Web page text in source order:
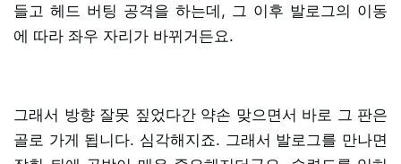
들고 헤드 버팅 공격을 하는데, 그 이후 발로그의 이동
에 따라 좌우 자리가 바뀌거든요.
그래서 방향 잘못 짚었다간 약손 맞으면서 바로 그 판은
골로 가게 됩니다. 심각해지죠. 그래서 발로그를 만나면